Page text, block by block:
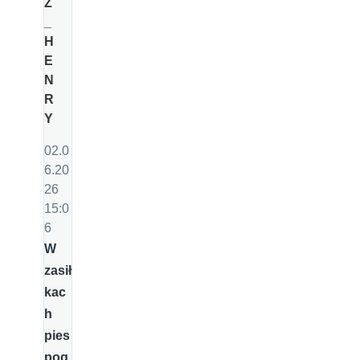
Z
H
E
N
R
Y
02.0
6.20
26
15:0
6
W
zasił
kac
h
pies